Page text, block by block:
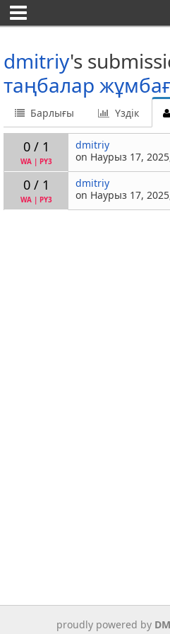
dmitriy's
таңбалар
Барлығы Үздік
0 / 1
WA| PY3
dmitriy
on Наурыз 17,
0 / 1
WA| PY3
dmitriy
on Наурыз 17,
proudly powered by